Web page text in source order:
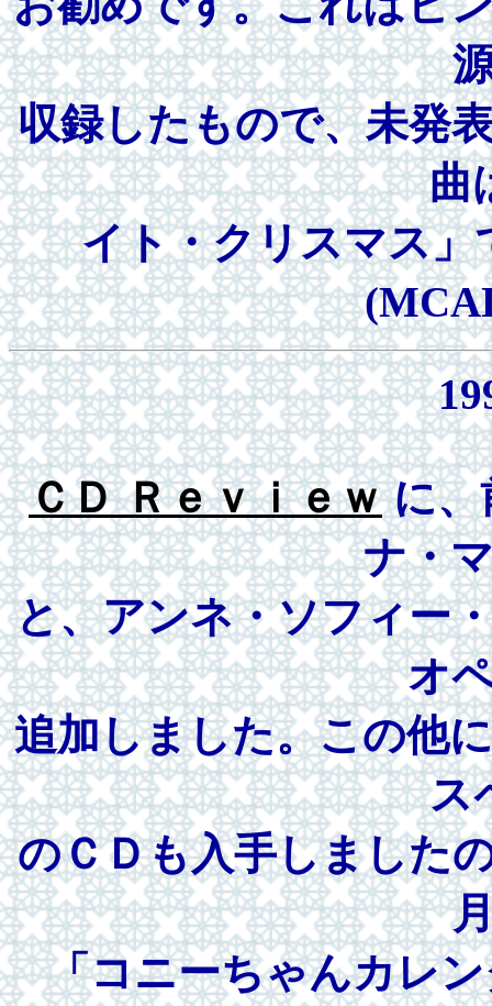
収録したもので、未発
曲
イト・クリスマス」
ＣＤ Ｒｅｖｉｅｗに、
ナ・
と、アンネ・ソフィー
オ
追加しました。この他
ス
のＣＤも入手しました
「コニーちゃんカレ